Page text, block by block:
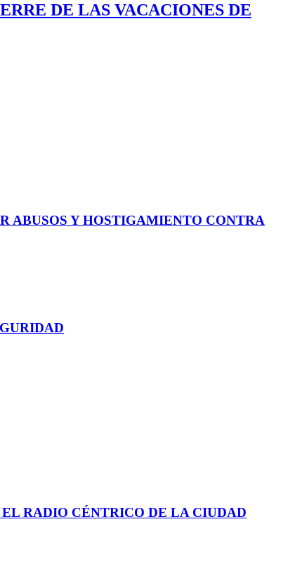
DE LAS VACACIONES DE
ABUSOS Y HOSTIGAMIENTO CONTRA
RADIO CÉNTRICO DE LA CIUDAD